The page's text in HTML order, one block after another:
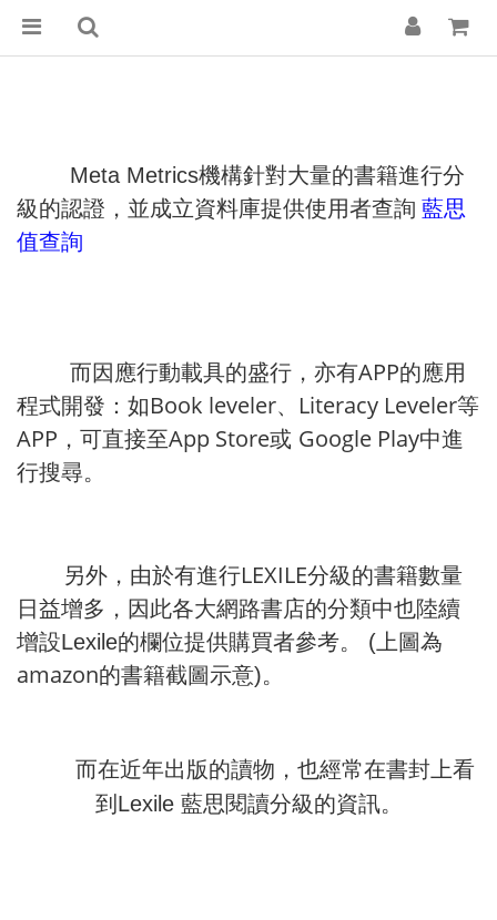
Meta Metrics機構針對大量的書籍進行分
級的認證，並成立資料庫提供使用者查詢 藍思
值查詢
而因應行動載具的盛行，亦有APP的應用
程式開發：如Book leveler、 Literacy Leveler等
APP ，可直接至App Store或 Google Play中進
行搜尋。
另外，由於有進行LEXILE分級的書籍數量
日益增多，因此各大網路書店的分類中也陸續
增設Lexile的欄位提供購買者參考。 ( 上圖為
amazon的書籍截圖示意)。
而在近年出版的讀物，也經常在書封上看
到 Lexile 藍思閱讀分級的資訊。